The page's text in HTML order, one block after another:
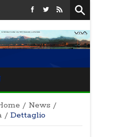
/ News /
/ Dettaglio